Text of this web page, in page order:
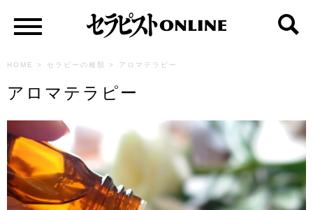
HOME > セラピーの種類 > アロマテラピー
アロマテラピー